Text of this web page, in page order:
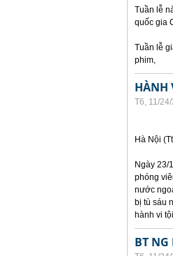
Tuần lễ
quốc gia
Tuần lễ
phim,
HÀNH
T6, 11/
Hà Nội
Ngày 23/
phóng
nước
bị tù sáu
hành vi
BT NG